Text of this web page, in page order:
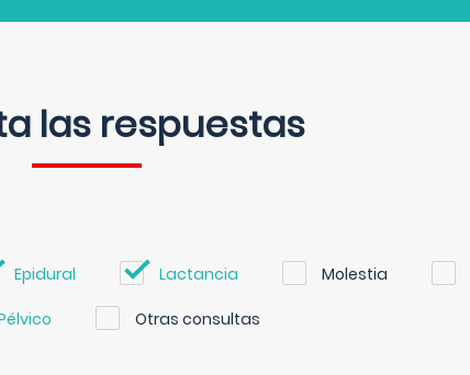
las respuestas
Epidural Lactancia Molestia
Otras consultas